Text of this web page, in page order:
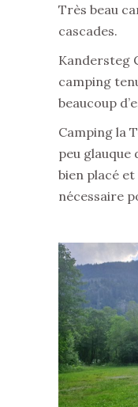
Très beau
cascades.
Kandersteg
camping
beaucoup
Camping la
peu glauque
bien placé et
nécessaire